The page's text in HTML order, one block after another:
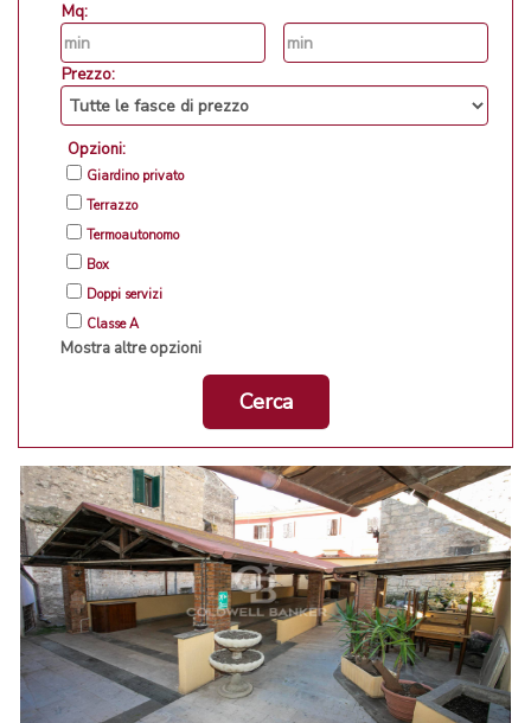
Mq:
Prezzo:
Opzioni:
Giardino privato
Terrazzo
Termoautonomo
Box
Doppi servizi
Classe A
Mostra altre opzioni
Cerca